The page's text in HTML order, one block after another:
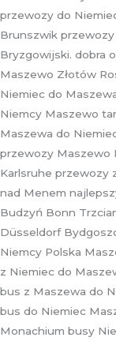
przewozy do
Brunszwik
Bryzgowijski. dobra
Maszewo Złotów
Niemiec do
Niemcy Maszewo
Maszewa do
przewozy Maszewo
Karlsruhe przewozy
nad Menem
Budzyń Bonn
Düsseldorf
Niemcy Polska
z Niemiec do
bus z Maszewa do
bus do Niemiec
Monachium busy